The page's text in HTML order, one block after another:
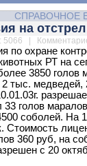
СПРАВОЧНОЕ
на
5066 |
по охране
РТ на
3850 голов
2 тыс.
голов
соболей. На
Стоимость
360 руб, на
с 20